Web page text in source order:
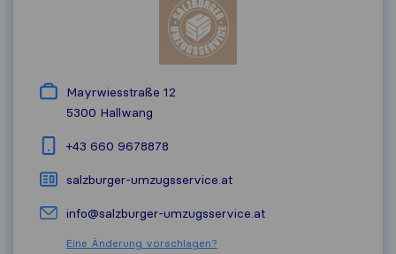
Mayrwiesstraße 12
5300 Hallwang
+43 660 9678878
salzburger-umzugsservice.at
info@salzburger-umzugsservice.at
Eine Änderung vorschlagen?